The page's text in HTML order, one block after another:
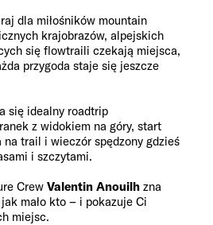
dla miłośników mountain
krajobrazów, alpejskich
się flowtraili czekają miejsca,
przygoda staje się jeszcze
się idealny roadtrip
z widokiem na góry, start
na trail i wieczór spędzony gdzieś
i szczytami.
Crew Valentin Anouilh zna
mało kto – i pokazuje Ci
miejsc.